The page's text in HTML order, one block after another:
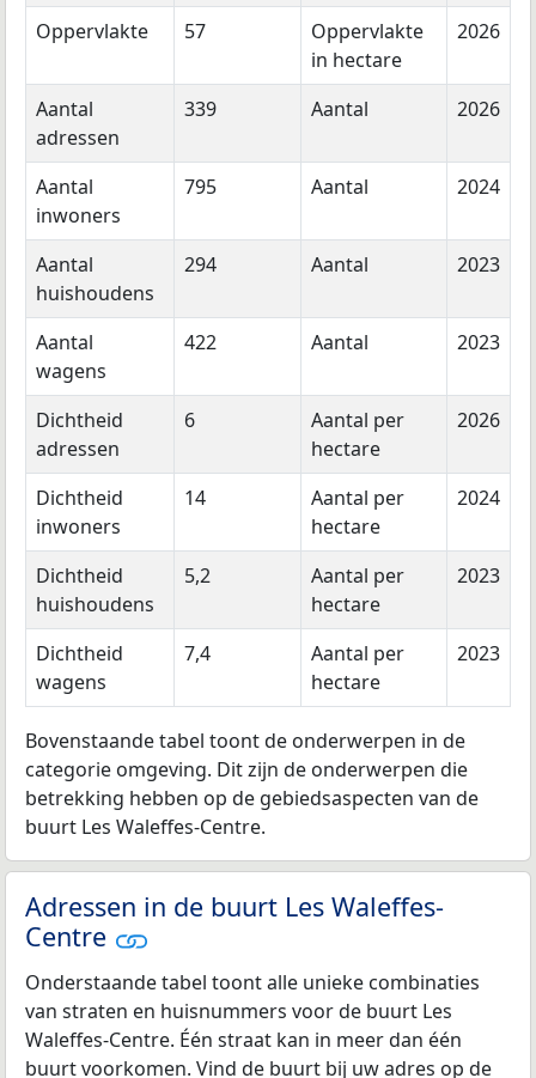
Oppervlakte 57
Oppervlakte
in hectare
2026
Aantal
adressen
339 Aantal 2026
Aantal
inwoners
795 Aantal 2024
Aantal
huishoudens
294 Aantal 2023
Aantal
wagens
422 Aantal 2023
Dichtheid
adressen
6
Aantal per
hectare
2026
Dichtheid
inwoners
14
Aantal per
hectare
2024
Dichtheid
huishoudens
5,2
Aantal per
hectare
2023
Dichtheid
wagens
7,4
Aantal per
hectare
2023
Bovenstaande tabel toont de onderwerpen in de
categorie omgeving. Dit zijn de onderwerpen die
betrekking hebben op de gebiedsaspecten van de
buurt Les Waleffes-Centre.
Adressen in de buurt Les Waleffes-
Centre
Onderstaande tabel toont alle unieke combinaties
van straten en huisnummers voor de buurt Les
Waleffes-Centre. Één straat kan in meer dan één
buurt voorkomen. Vind de buurt bij uw adres op de